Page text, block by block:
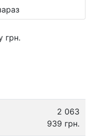
грн.
2 063
939 грн.